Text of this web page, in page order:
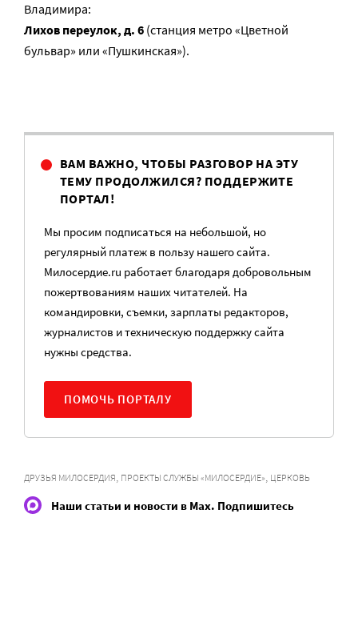
Владимира:
Лихов переулок, д. 6 (станция метро «Цветной
бульвар» или «Пушкинская»).
ВАМ ВАЖНО, ЧТОБЫ РАЗГОВОР НА ЭТУ
ТЕМУ ПРОДОЛЖИЛСЯ? ПОДДЕРЖИТЕ
ПОРТАЛ!
Мы просим подписаться на небольшой, но
регулярный платеж в пользу нашего сайта.
Милосердие.ru работает благодаря добровольным
пожертвованиям наших читателей. На
командировки, съемки, зарплаты редакторов,
журналистов и техническую поддержку сайта
нужны средства.
ПОМОЧЬ ПОРТАЛУ
ДРУЗЬЯ МИЛОСЕРДИЯ, ПРОЕКТЫ СЛУЖБЫ «МИЛОСЕРДИЕ», ЦЕРКОВЬ
Наши статьи и новости в Max. Подпишитесь